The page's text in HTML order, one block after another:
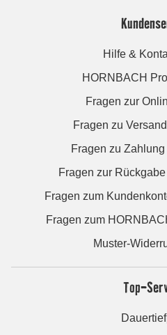
Hilfe &
HORNBACH
Fragen zur
Fragen zu
Fragen zu
Fragen zur
Fragen zum
Fragen zum
Muster-
Top-